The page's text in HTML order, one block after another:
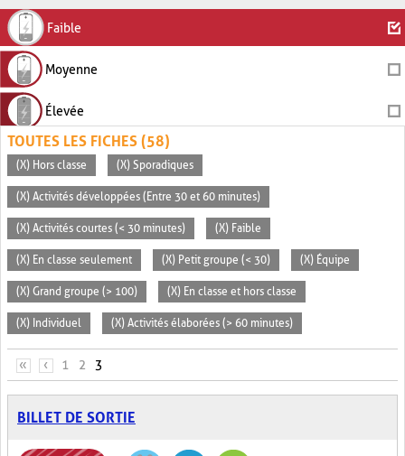
Faible
Moyenne
Élevée
TOUTES LES FICHES (58)
(X) Hors classe (X) Sporadiques
(X) Activités développées (Entre 30 et 60 minutes)
(X) Activités courtes (< 30 minutes) (X) Faible
(X) En classe seulement (X) Petit groupe (< 30) (X) Équipe
(X) Grand groupe (> 100) (X) En classe et hors classe
(X) Individuel (X) Activités élaborées (> 60 minutes)
PAGES
« ‹ 1 2 3
BILLET DE SORTIE